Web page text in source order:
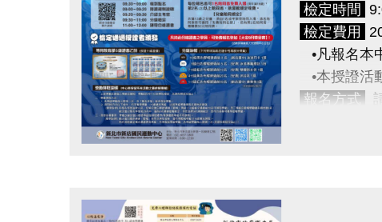
檢定時間
檢定費用
•凡報名本
•本授證活
報名方式